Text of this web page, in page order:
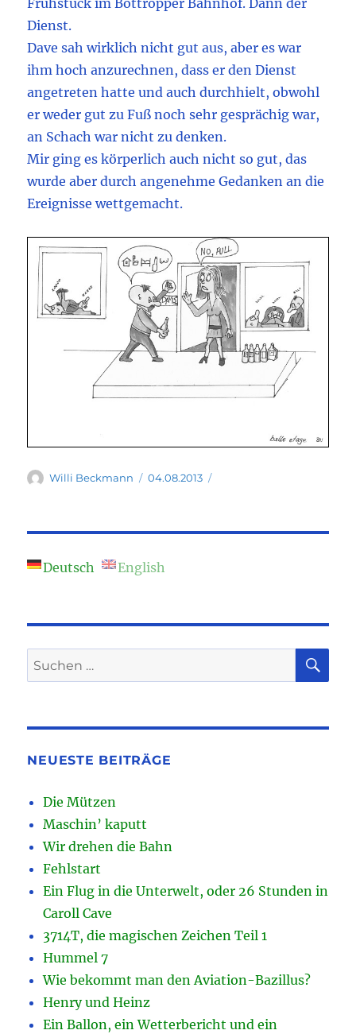
Frühstück im Bottropper Bahnhof. Dann der
Dienst.
Dave sah wirklich nicht gut aus, aber es war
ihm hoch anzurechnen, dass er den Dienst
angetreten hatte und auch durchhielt, obwohl
er weder gut zu Fuß noch sehr gesprächig war,
an Schach war nicht zu denken.
Mir ging es körperlich auch nicht so gut, das
wurde aber durch angenehme Gedanken an die
Ereignisse wettgemacht.
Autor
Willi Beckmann
Veröffentlicht
04.08.2013
Deutsch English
Suchen
nach:
NEUESTE BEITRÄGE
Die Mützen
Maschin’ kaputt
Wir drehen die Bahn
Fehlstart
Ein Flug in die Unterwelt, oder 26 Stunden in
Caroll Cave
3714T, die magischen Zeichen Teil 1
Hummel 7
Wie bekommt man den Aviation-Bazillus?
Henry und Heinz
Ein Ballon, ein Wetterbericht und ein